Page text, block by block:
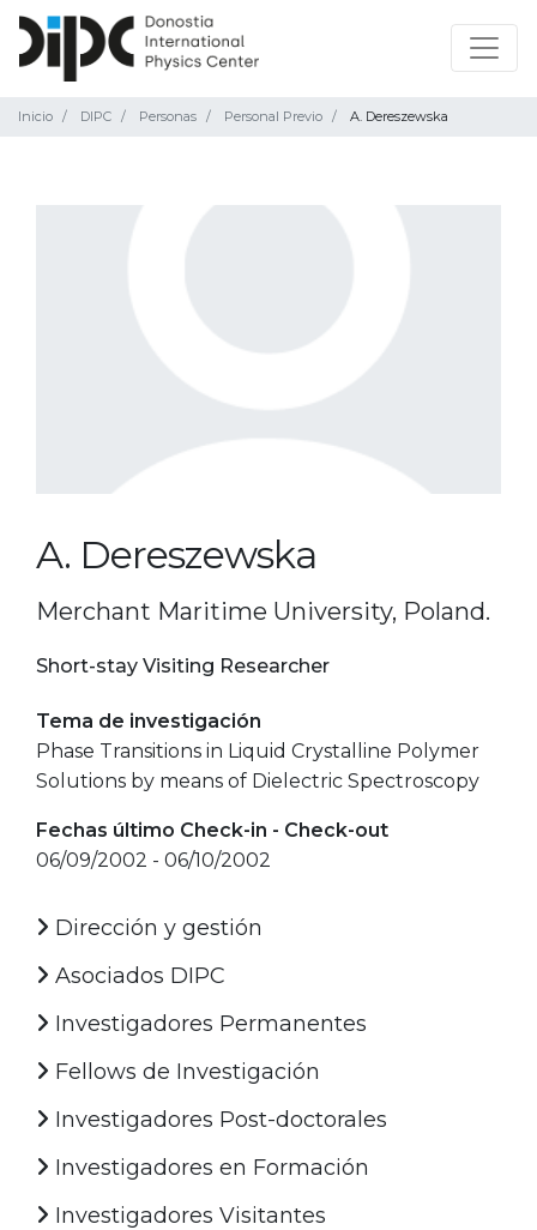
Inicio DIPC Personas Personal Previo A. Dereszewska
A. Dereszewska
Merchant Maritime University, Poland.
Short-stay Visiting Researcher
Tema de investigación
Phase Transitions in Liquid Crystalline Polymer
Solutions by means of Dielectric Spectroscopy
Fechas último Check-in - Check-out
06/09/2002 - 06/10/2002
Dirección y gestión
Asociados DIPC
Investigadores Permanentes
Fellows de Investigación
Investigadores Post-doctorales
Investigadores en Formación
Investigadores Visitantes